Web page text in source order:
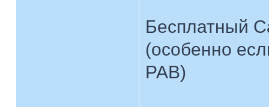
Бесплатный
(особенно
РАВ)